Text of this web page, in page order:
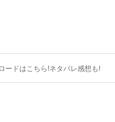
ードはこちら!ネタバレ感想も!